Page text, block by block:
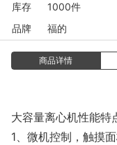
库存
1000件
品牌
福的
商品详情
大容量离心机性能特
1、微机控制，触摸